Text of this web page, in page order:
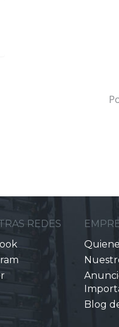
REDES
Blog